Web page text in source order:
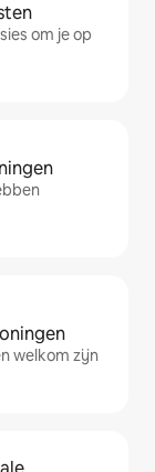
om je op
welkom zijn